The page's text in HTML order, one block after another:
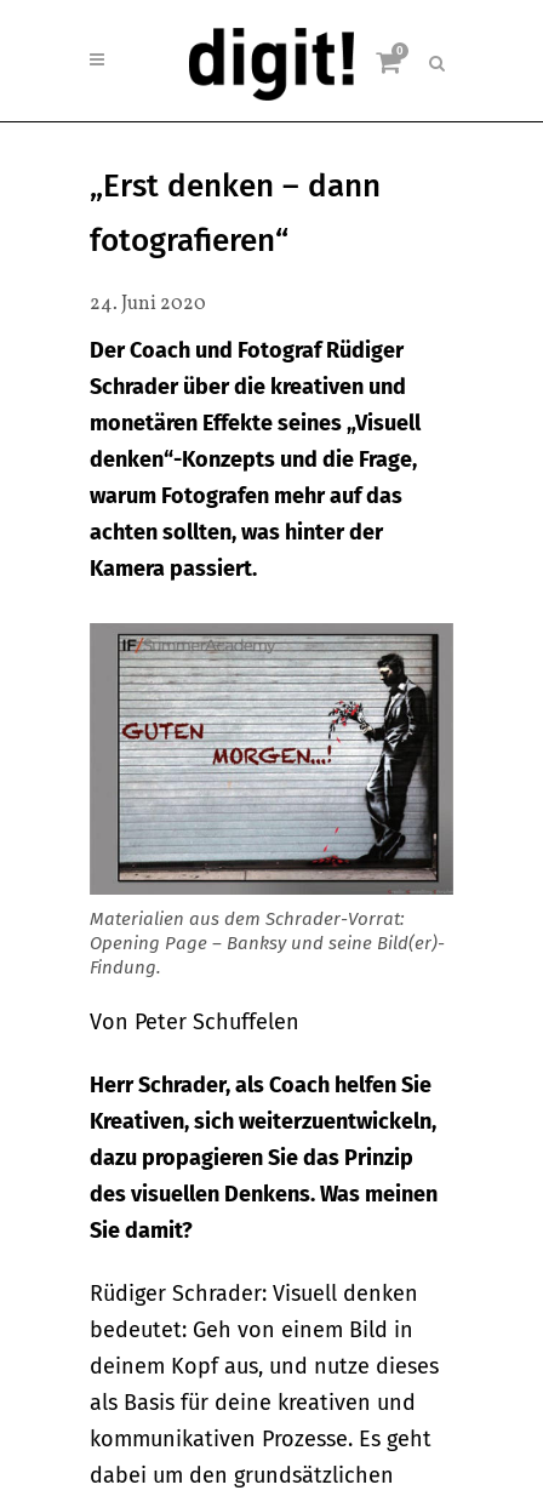
0
„Erst denken – dann
fotografieren“
24. Juni 2020
Der Coach und Fotograf Rüdiger
Schrader über die kreativen und
monetären Effekte seines „Visuell
denken“-Konzepts und die Frage,
warum Fotografen mehr auf das
achten sollten, was hinter der
Kamera passiert.
Materialien aus dem Schrader-Vorrat:
Opening Page – Banksy und seine Bild(er)-
Findung.
Von Peter Schuffelen
Herr Schrader, als Coach helfen Sie
Kreativen, sich weiterzuentwickeln,
dazu propagieren Sie das Prinzip
des visuellen Denkens. Was meinen
Sie damit?
Rüdiger Schrader: Visuell denken
bedeutet: Geh von einem Bild in
deinem Kopf aus, und nutze dieses
als Basis für deine kreativen und
kommunikativen Prozesse. Es geht
dabei um den grundsätzlichen